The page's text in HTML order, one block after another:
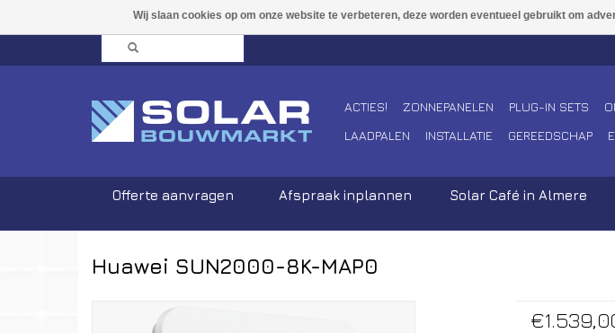
ACTIES! ZONNEPANELEN PLUG-IN SETS
LAADPALEN
INSTALLATIE GEREEDSCHAP
Offerte aanvragen Afspraak inplannen Solar Café in Almere
Huawei SUN2000-8K-MAP0